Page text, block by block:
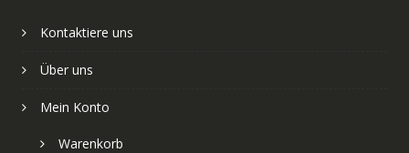
Kontaktiere uns
Über uns
Mein Konto
Warenkorb